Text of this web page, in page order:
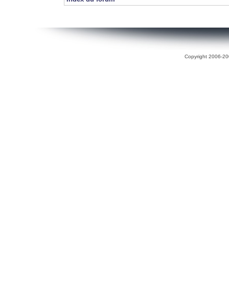
Copyright 2006-